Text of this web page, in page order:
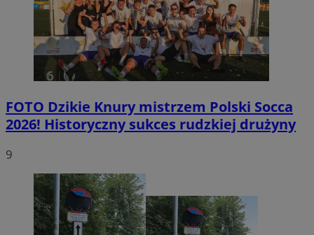
FOTO Dzikie Knury mistrzem Polski Socca
2026! Historyczny sukces rudzkiej drużyny
9